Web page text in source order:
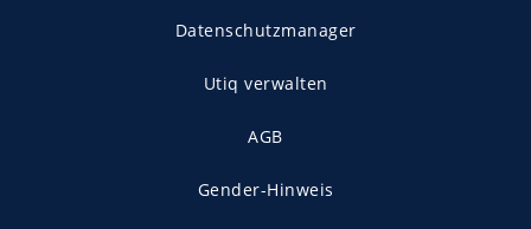
Datenschutzmanager
Utiq verwalten
AGB
Gender-Hinweis